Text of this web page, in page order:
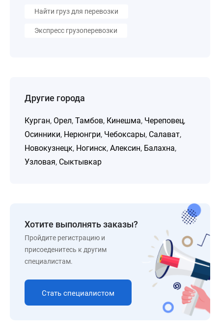
Найти груз для перевозки
Экспресс грузоперевозки
Другие города
Курган, Орел, Тамбов, Кинешма, Череповец,
Осинники, Нерюнгри, Чебоксары, Салават,
Новокузнецк, Ногинск, Алексин, Балахна,
Узловая, Сыктывкар
Хотите выполнять заказы?
Пройдите регистрацию и
присоеденитесь к другим
специалистам.
Стать специалистом